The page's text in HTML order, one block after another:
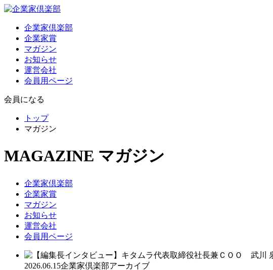
企業家倶楽部
企業家賞
マガジン
お知らせ
運営会社
会員用ページ
会員になる
トップ
マガジン
MAGAZINE マガジン
企業家倶楽部
企業家賞
マガジン
お知らせ
運営会社
会員用ページ
2026.06.15企業家倶楽部アーカイブ